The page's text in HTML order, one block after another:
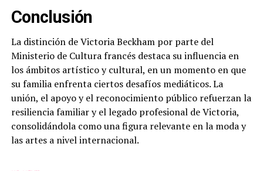
Conclusión
La distinción de Victoria Beckham por parte del
Ministerio de Cultura francés destaca su influencia en
los ámbitos artístico y cultural, en un momento en que
su familia enfrenta ciertos desafíos mediáticos. La
unión, el apoyo y el reconocimiento público refuerzan la
resiliencia familiar y el legado profesional de Victoria,
consolidándola como una figura relevante en la moda y
las artes a nivel internacional.